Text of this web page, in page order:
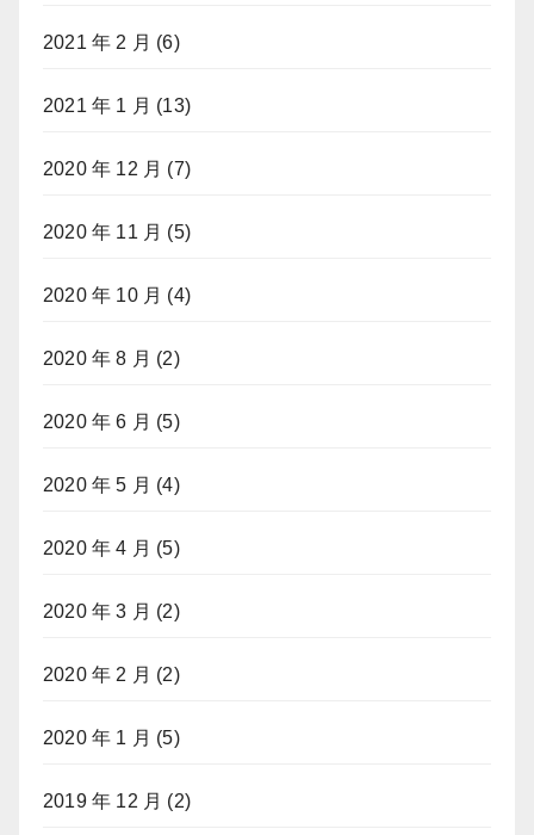
2021 年 2 月 (6)
2021 年 1 月 (13)
2020 年 12 月 (7)
2020 年 11 月 (5)
2020 年 10 月 (4)
2020 年 8 月 (2)
2020 年 6 月 (5)
2020 年 5 月 (4)
2020 年 4 月 (5)
2020 年 3 月 (2)
2020 年 2 月 (2)
2020 年 1 月 (5)
2019 年 12 月 (2)